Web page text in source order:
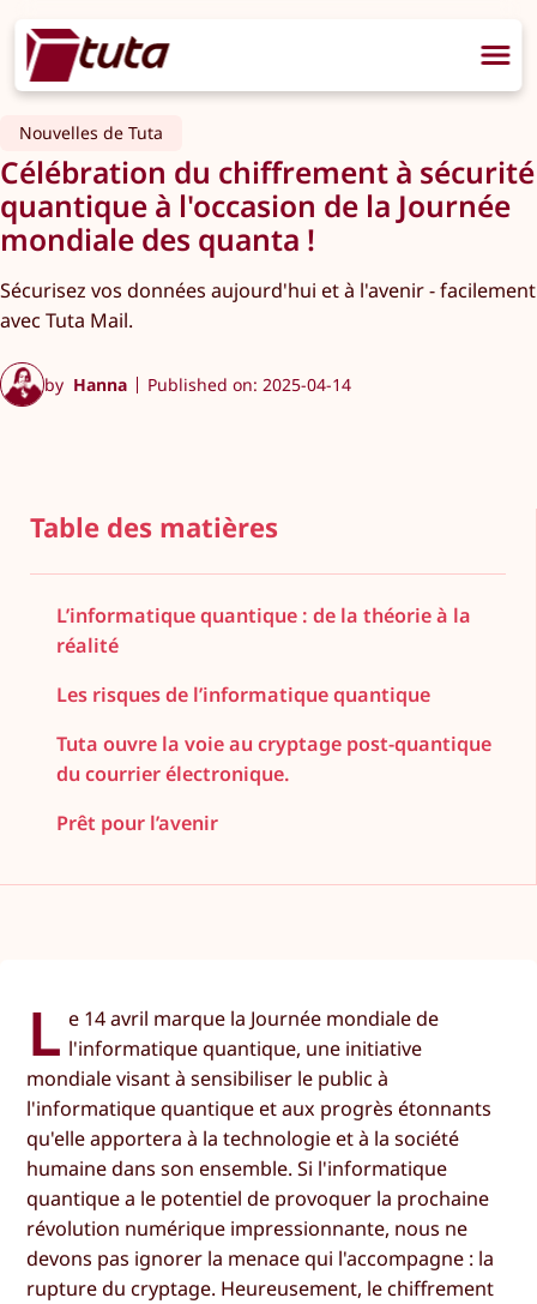
Nouvelles de Tuta
Célébration du chiffrement à sécurité
quantique à l'occasion de la Journée
mondiale des quanta !
Sécurisez vos données aujourd'hui et à l'avenir - facilement
avec Tuta Mail.
by Hanna Published on: 2025-04-14
Table des matières
L’informatique quantique : de la théorie à la
réalité
Les risques de l’informatique quantique
Tuta ouvre la voie au cryptage post-quantique
du courrier électronique.
Prêt pour l’avenir
L e 14 avril marque la Journée mondiale de
l'informatique quantique, une initiative
mondiale visant à sensibiliser le public à
l'informatique quantique et aux progrès étonnants
qu'elle apportera à la technologie et à la société
humaine dans son ensemble. Si l'informatique
quantique a le potentiel de provoquer la prochaine
révolution numérique impressionnante, nous ne
devons pas ignorer la menace qui l'accompagne : la
rupture du cryptage. Heureusement, le chiffrement